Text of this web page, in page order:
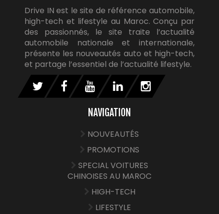
Drive IN est le site de référence automobile,
high-tech et lifestyle au Maroc. Conçu par
des passionnés, le site traite l’actualité
automobile nationale et internationale,
présente les nouveautés auto et high-tech,
et partage l’essentiel de l’actualité lifestyle.
NAVIGATION
NOUVEAUTÉS
PROMOTIONS
SPECIAL VOITURES
CHINOISES AU MAROC
HIGH-TECH
LIFESTYLE